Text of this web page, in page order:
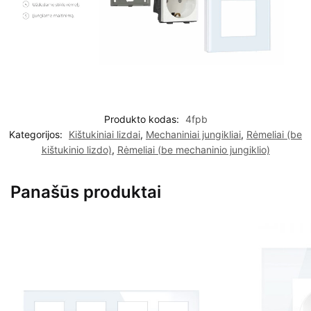
Produkto kodas: 4fpb
Kategorijos:
Kištukiniai lizdai, Mechaniniai jungikliai, Rėmeliai (be
kištukinio lizdo), Rėmeliai (be mechaninio jungiklio)
Panašūs produktai